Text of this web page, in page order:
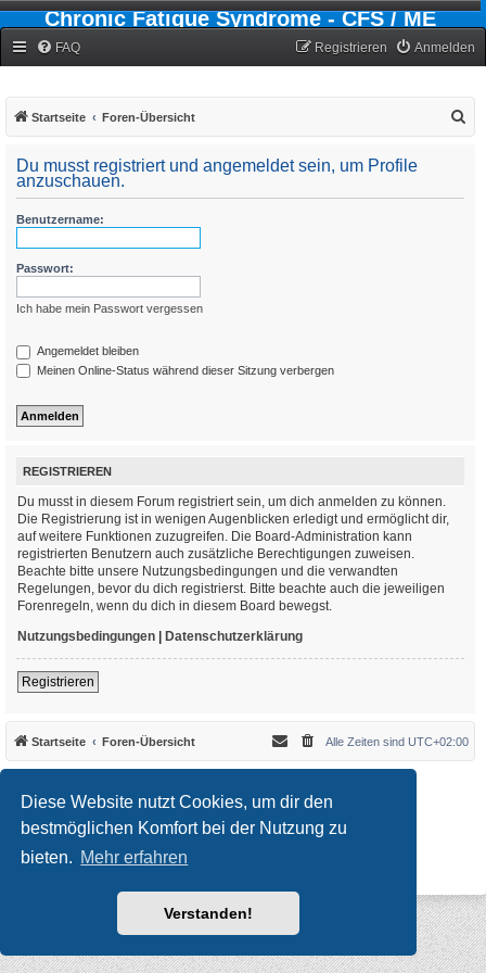
Diese Website nutzt Cookies, um dir den
bestmöglichen Komfort bei der Nutzung zu
bieten. Mehr erfahren
Verstanden!
Chronic Fatigue Syndrome - CFS / ME
FAQ Anmelden
Registrieren
Startseite Foren-Übersicht
Du musst registriert und angemeldet sein, um Profile
anzuschauen.
Benutzername:
Passwort:
Ich habe mein Passwort vergessen
Angemeldet bleiben
Meinen Online-Status während dieser Sitzung verbergen
REGISTRIEREN
Du musst in diesem Forum registriert sein, um dich anmelden zu können.
Die Registrierung ist in wenigen Augenblicken erledigt und ermöglicht dir,
auf weitere Funktionen zuzugreifen. Die Board-Administration kann
registrierten Benutzern auch zusätzliche Berechtigungen zuweisen.
Beachte bitte unsere Nutzungsbedingungen und die verwandten
Regelungen, bevor du dich registrierst. Bitte beachte auch die jeweiligen
Forenregeln, wenn du dich in diesem Board bewegst.
Nutzungsbedingungen | Datenschutzerklärung
Registrieren
Startseite Foren-Übersicht Alle Zeiten sind UTC+02:00
Updated to 3.3.x by
MannixMD
*Style version: 3.4.10
Powered byphpBB ® Forum Software © phpBB Limited
Datenschutz